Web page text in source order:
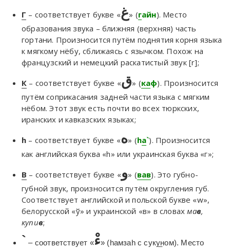
Г – соответствует букве «غ» (гайн). Место
образования звука – ближняя (верхняя) часть
гортани. Произносится путём поднятия корня языка
к мягкому нёбу, сближаясь с язычком. Похож на
французский и немецкий раскатистый звук [r];
К – соответствует букве «ق» (каф). Произносится
путём соприкасания задней части языка с мягким
нёбом. Этот звук есть почти во всех тюркских,
иранских и кавказских языках;
h – соответствует букве «ه» (hа`). Произносится
как английская буква «h» или украинская буква «г»;
В – соответствует букве «و» (вав). Это губно-
губной звук, произносится путём округления губ.
Соответствует английской и польской букве «w»,
белорусской «ў» и украинской «в» в словахмав,
купив;
` – соответствует «ءْ» (hамзаh с суку̲ном). Место